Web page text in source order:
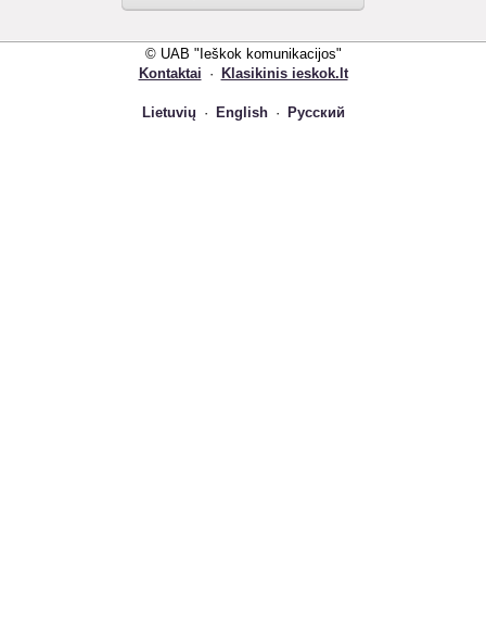
© UAB "Ieškok komunikacijos"
Kontaktai · Klasikinis ieskok.lt
Lietuvių · English · Русский